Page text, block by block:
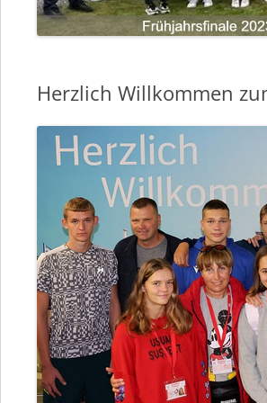
Herzlich Willkommen